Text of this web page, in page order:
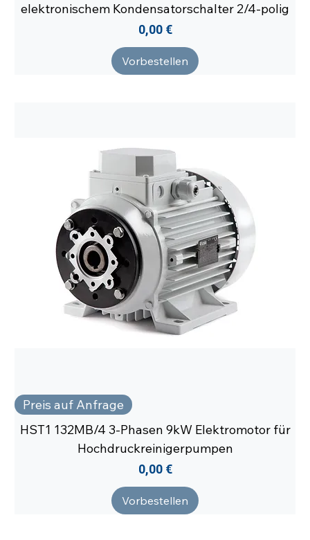
elektronischem Kondensatorschalter 2/4-polig
Preis
0,00 €
Vorbestellen
Preis auf Anfrage
HST1 132MB/4 3-Phasen 9kW Elektromotor für
Hochdruckreinigerpumpen
Preis
0,00 €
Vorbestellen